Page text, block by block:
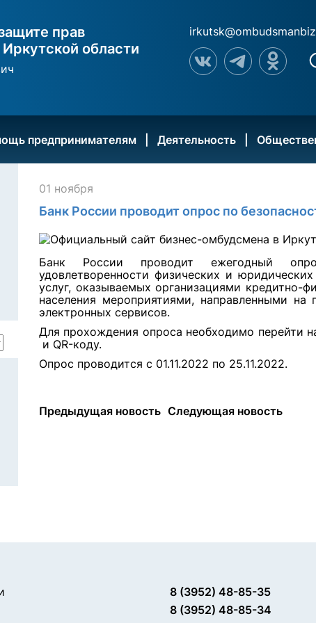
прав
области
предпринимателям Деятельность
01 ноября
Банк России проводит опрос по
Банк России проводит ежегодный
удовлетворенности физических и
услуг, оказываемых организациями кредитно-
населения мероприятиями, направленными на
электронных сервисов.
Для прохождения опроса необходимо перейти
и QR-коду.
Опрос проводится с 01.11.2022 по 25.11.2022.
Предыдущая новость Следующая новость
8 (3952) 48-85-35
8 (3952) 48-85-34